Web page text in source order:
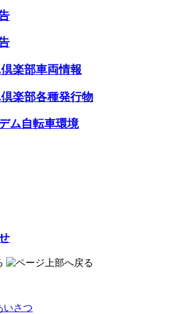
楽部車両情報
楽部各種発行物
ム自転車環境
いさつ